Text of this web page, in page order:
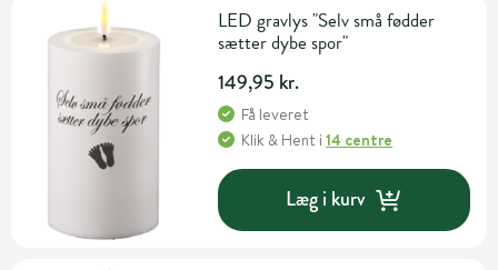
LED gravlys "Selv små fødder
sætter dybe spor"
149,95 kr.
Få leveret
Klik & Hent i14 centre
Læg i kurv